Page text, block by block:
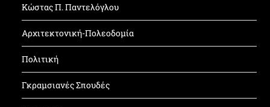
Κώστας Π. Παντελόγλου
Αρχιτεκτονική-Πολεοδομία
Πολιτική
Γκραμσιανές Σπουδές